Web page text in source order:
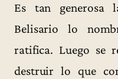
Es tan generosa
Belisario lo
ratifica. Luego se
destruir lo que